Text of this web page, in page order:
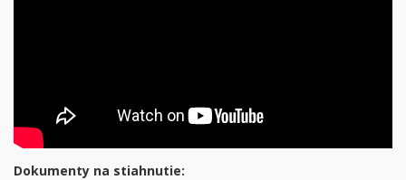
Dokumenty na stiahnutie: